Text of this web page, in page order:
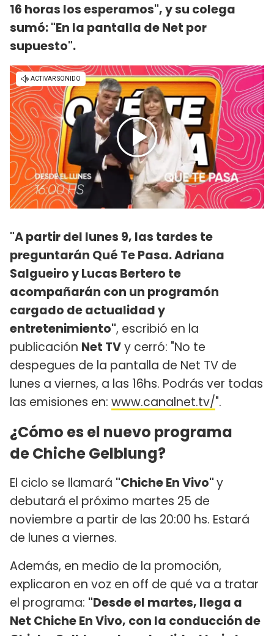
16 horas los esperamos", y su colega
sumó: "En la pantalla de Net por
supuesto".
"A partir del lunes 9, las tardes te
preguntarán Qué Te Pasa. Adriana
Salgueiro y Lucas Bertero te
acompañarán con un programón
cargado de actualidad y
entretenimiento", escribió en la
publicación Net TVy cerró: "No te
despegues de la pantalla de Net TV de
lunes a viernes, a las 16hs. Podrás ver todas
las emisiones en: www.canalnet.tv/".
¿Cómo es el nuevo programa
de Chiche Gelblung?
El ciclo se llamará "Chiche En Vivo"y
debutará el próximo martes 25 de
noviembre a partir de las 20:00 hs. Estará
de lunes a viernes.
Además, en medio de la promoción,
explicaron en voz en off de qué va a tratar
el programa: "Desde el martes, llega a
Net Chiche En Vivo, con la conducción de